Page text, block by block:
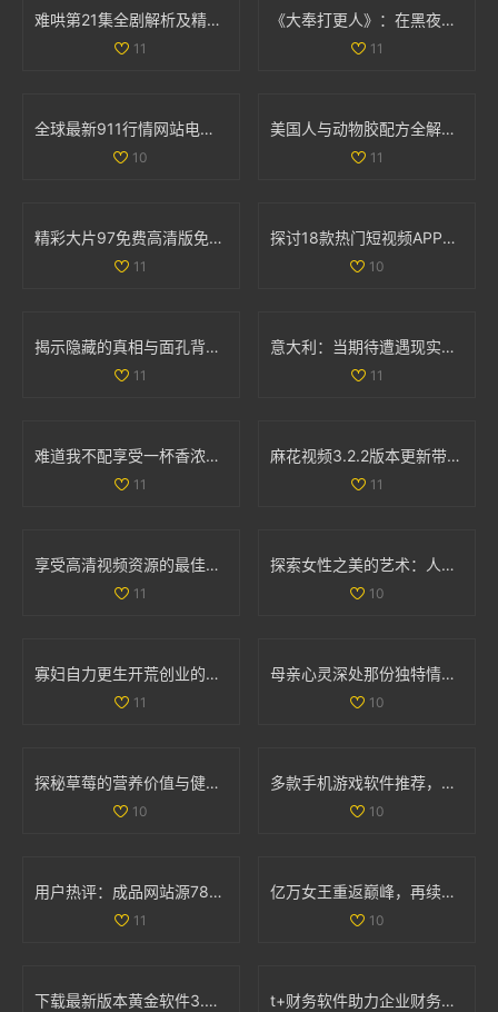
难哄第21集全剧解析及精彩剧情盘点，带你重温剧集魅力
11
《大奉打更人》：在黑夜中守护城池的勇士们的故事揭秘
11
全球最新911行情网站电视直播在线观看全攻略分享
10
美国人与动物胶配方全解析及相关图片分享
11
精彩大片97免费高清版免费观看，畅享视觉盛宴尽在此刻
11
探讨18款热门短视频APP下载量及其影响因素分析
10
揭示隐藏的真相与面孔背后的故事与秘密
11
意大利：当期待遭遇现实无法满足的无奈与困惑
11
难道我不配享受一杯香浓咖啡吗是谁提出的疑问
11
麻花视频3.2.2版本更新带来全新功能与用户体验提升解析
11
享受高清视频资源的最佳平台推荐与使用指南
11
探索女性之美的艺术：人体写真背后的故事与魅力
10
寡妇自力更生开荒创业的动人故事全40集免费观看
11
母亲心灵深处那份独特情感的漂流与沉淀
10
探秘草莓的营养价值与健康功效，让你的饮食更加丰富多彩
10
多款手机游戏软件推荐，适合18岁以上玩家畅玩体验
10
用户热评：成品网站源78w78的真实体验与建议分享
11
亿万女王重返巅峰，再续传奇人生与事业辉煌
10
下载最新版本黄金软件3.3.0，轻松体验全新功能与界面优化 t+财务软件助力企业财务管理高效升级的全新解决方案